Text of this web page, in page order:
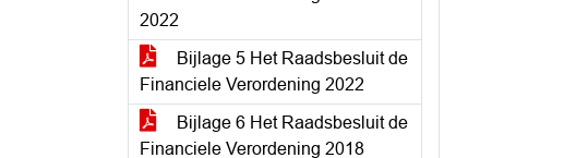
2022
Bijlage 5 Het Raadsbesluit de
Financiele Verordening 2022
Bijlage 6 Het Raadsbesluit de
Financiele Verordening 2018